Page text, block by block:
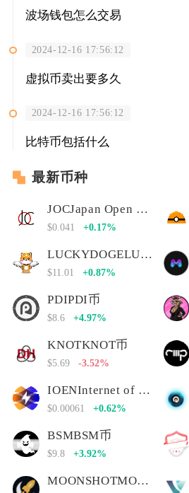
波场钱包怎么交易
2024-12-16 17:56:12
虚拟币卖出要多久
2024-12-16 17:56:12
比特币包括什么
最新币种
JOCJapan Open Chain
$0.041 +0.17%
LUCKYDOGELUCKYDOGE币
$11.01 +0.87%
PDIPDI币
$8.6 +4.97%
KNOTKNOT币
$5.69 -3.52%
IOENInternet of Energy Network
$0.00061 +0.62%
BSMBSM币
$9.8 +3.92%
MOONSHOTMOONSHOT币